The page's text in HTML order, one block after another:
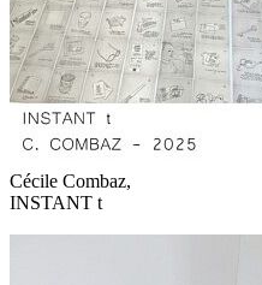
Cécile Combaz,
INSTANT t